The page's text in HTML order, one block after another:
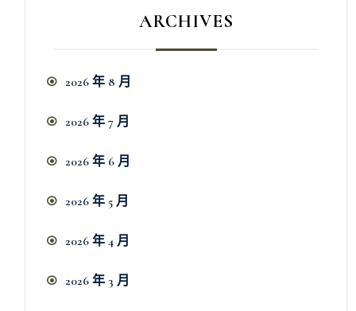
ARCHIVES
2026 年 8 月
2026 年 7 月
2026 年 6 月
2026 年 5 月
2026 年 4 月
2026 年 3 月